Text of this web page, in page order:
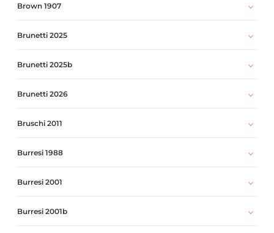
Brown 1907
Brunetti 2025
Brunetti 2025b
Brunetti 2026
Bruschi 2011
Burresi 1988
Burresi 2001
Burresi 2001b